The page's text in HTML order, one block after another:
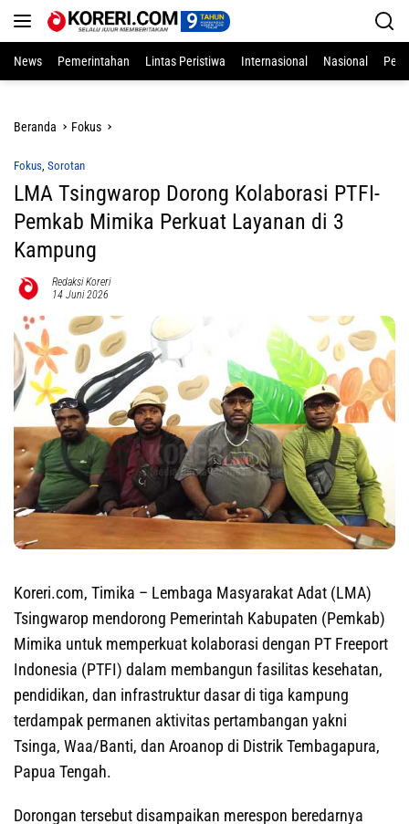
News
Pemerintahan Lintas Peristiwa Internasional Nasional
Beranda Fokus
Fokus, Sorotan
LMA Tsingwarop Dorong Kolaborasi PTFI-
Pemkab Mimika Perkuat Layanan di 3
Kampung
Redaksi Koreri
14 Juni 2026
Koreri.com, Timika – Lembaga Masyarakat Adat (LMA)
Tsingwarop mendorong Pemerintah Kabupaten (Pemkab)
Mimika untuk memperkuat kolaborasi dengan PT Freeport
Indonesia (PTFI) dalam membangun fasilitas kesehatan,
pendidikan, dan infrastruktur dasar di tiga kampung
terdampak permanen aktivitas pertambangan yakni
Tsinga, Waa/Banti, dan Aroanop di Distrik Tembagapura,
Papua Tengah.
Dorongan tersebut disampaikan merespon beredarnya